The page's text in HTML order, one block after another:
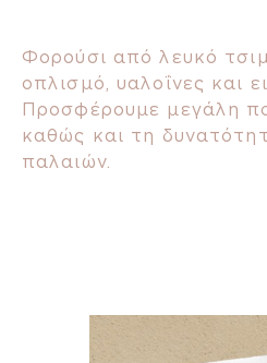
Φορούσι από λευκό
οπλισμό, υαλοΐνες και
Προσφέρουμε μεγάλη
καθώς και τη
παλαιών.